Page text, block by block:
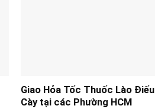
Giao Hỏa Tốc Thuốc Lào Điếu
Cày tại các Phường HCM